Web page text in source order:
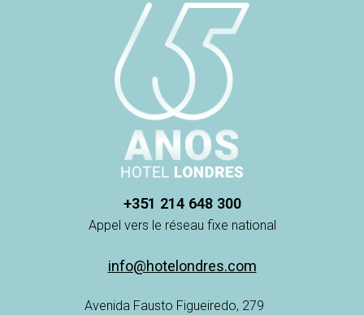
+351 214 648 300
Appel vers le réseau fixe national
info@hotelondres.com
Avenida Fausto Figueiredo, 279